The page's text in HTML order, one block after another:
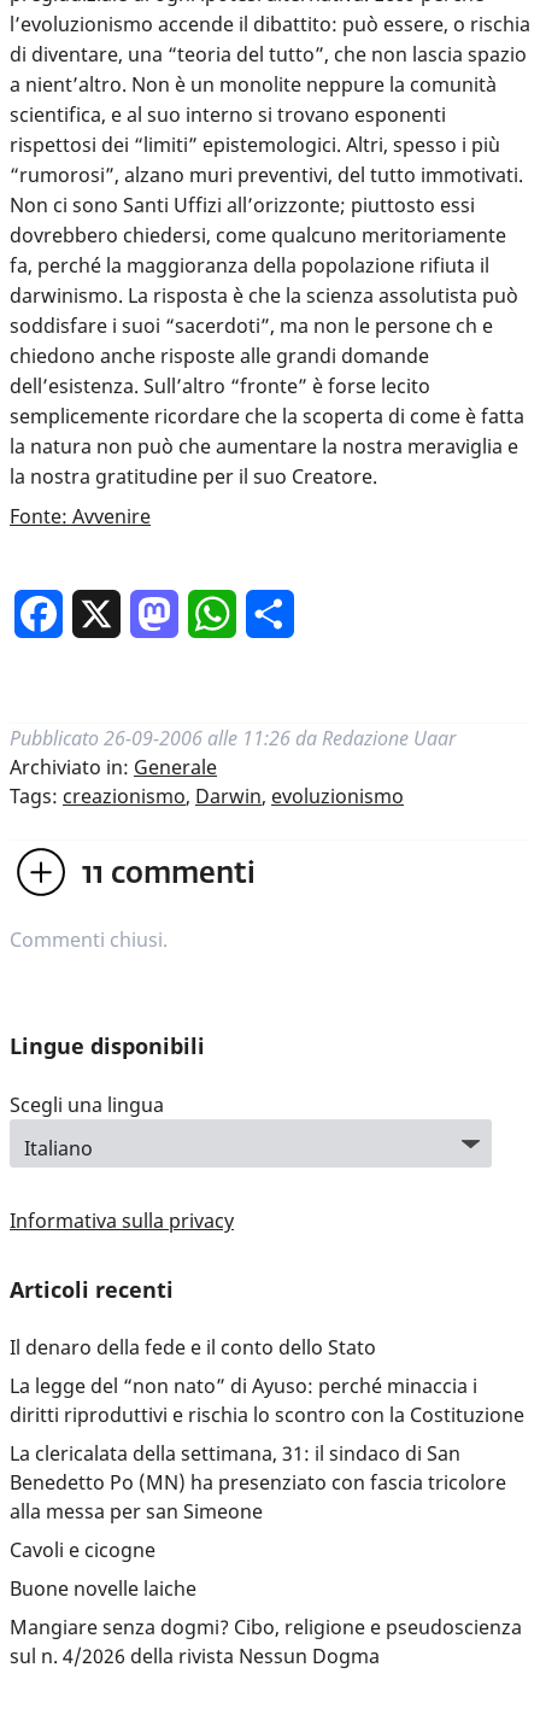
l’evoluzionismo accende il dibattito: può essere, o rischia
di diventare, una “teoria del tutto”, che non lascia spazio
a nient’altro. Non è un monolite neppure la comunità
scientifica, e al suo interno si trovano esponenti
rispettosi dei “limiti” epistemologici. Altri, spesso i più
“rumorosi”, alzano muri preventivi, del tutto immotivati.
Non ci sono Santi Uffizi all’orizzonte; piuttosto essi
dovrebbero chiedersi, come qualcuno meritoriamente
fa, perché la maggioranza della popolazione rifiuta il
darwinismo. La risposta è che la scienza assolutista può
soddisfare i suoi “sacerdoti”, ma non le persone ch e
chiedono anche risposte alle grandi domande
dell’esistenza. Sull’altro “fronte” è forse lecito
semplicemente ricordare che la scoperta di come è fatta
la natura non può che aumentare la nostra meraviglia e
la nostra gratitudine per il suo Creatore.
Fonte: Avvenire
Facebook MastodonWhatsApp
Pubblicato 26-09-2006 alle 11:26 da Redazione Uaar
Archiviato in: Generale
Tags: creazionismo, Darwin, evoluzionismo
11 commenti
Commenti chiusi.
Lingue disponibili
Scegli una lingua
Informativa sulla privacy
Articoli recenti
Il denaro della fede e il conto dello Stato
La legge del “non nato” di Ayuso: perché minaccia i
diritti riproduttivi e rischia lo scontro con la Costituzione
La clericalata della settimana, 31: il sindaco di San
Benedetto Po (MN) ha presenziato con fascia tricolore
alla messa per san Simeone
Cavoli e cicogne
Buone novelle laiche
Mangiare senza dogmi? Cibo, religione e pseudoscienza
sul n. 4/2026 della rivista Nessun Dogma